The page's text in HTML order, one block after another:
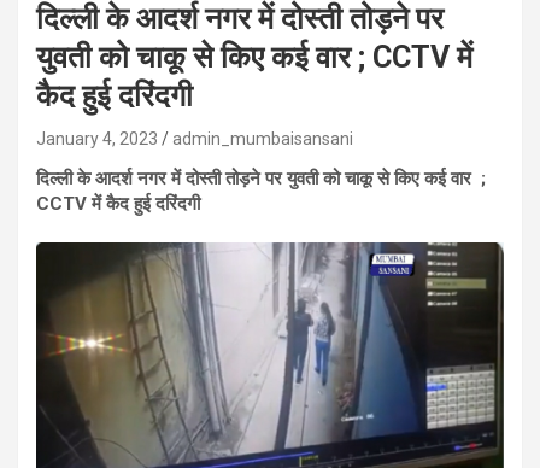
दिल्ली के आदर्श नगर में दोस्ती तोड़ने पर
युवती को चाकू से किए कई वार ; CCTV में
कैद हुई दरिंदगी
January 4, 2023 admin_mumbaisansani
दिल्ली के आदर्श नगर में दोस्ती तोड़ने पर युवती को चाकू से किए कई वार ;
CCTV में कैद हुई दरिंदगी